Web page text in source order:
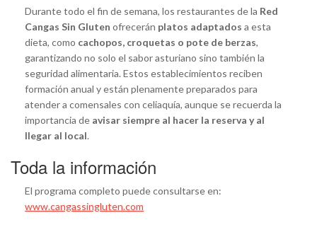
Durante todo el fin de semana, los restaurantes de la Red
Cangas Sin Gluten ofrecerán platos adaptados a esta
dieta, como cachopos, croquetas o pote de berzas,
garantizando no solo el sabor asturiano sino también la
seguridad alimentaria. Estos establecimientos reciben
formación anual y están plenamente preparados para
atender a comensales con celiaquía, aunque se recuerda la
importancia de avisar siempre al hacer la reserva y al
llegar al local.
Toda la información
El programa completo puede consultarse en:
www.cangassingluten.com